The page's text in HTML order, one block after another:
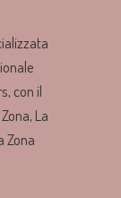
con il
La
Zona